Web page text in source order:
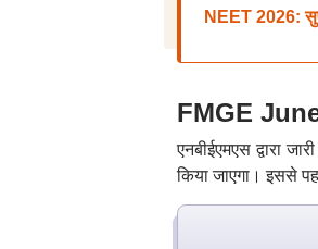
NEET 2026:
FMGE June
एनबीईएमएस द्वारा
किया जाएगा। इससे